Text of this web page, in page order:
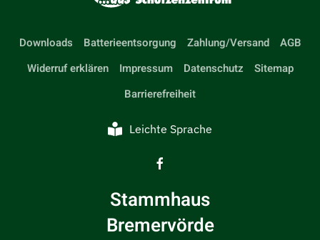
Downloads Batterieentsorgung Zahlung/Versand
AGB
Widerruf erklären
Impressum Datenschutz
Sitemap
Barrierefreiheit
Leichte Sprache
Stammhaus
Bremervörde